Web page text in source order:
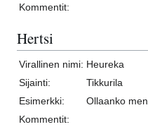
Kommentit:
Hertsi
Virallinen nimi: Heureka
Sijainti:
Tikkurila
Esimerkki:
Ollaanko
Kommentit: